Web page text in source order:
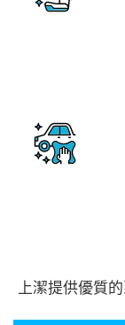
上潔提供優質